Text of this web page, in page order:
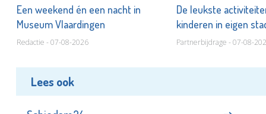
Een weekend én een nacht in
Museum Vlaardingen
Redactie - 07-08-2026
De leukste
kinderen in eigen
Partnerbijdrage - 07-08-
Lees ook